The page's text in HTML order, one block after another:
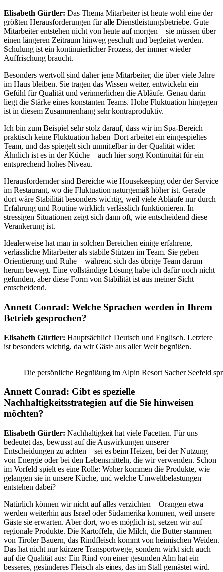
Elisabeth Gürtler: Das Thema Mitarbeiter ist heute wohl eine der
größten Herausforderungen für alle Dienstleistungsbetriebe. Gute
Mitarbeiter entstehen nicht von heute auf morgen – sie müssen über
einen längeren Zeitraum hinweg geschult und begleitet werden.
Schulung ist ein kontinuierlicher Prozess, der immer wieder
Auffrischung braucht.
Besonders wertvoll sind daher jene Mitarbeiter, die über viele Jahre
im Haus bleiben. Sie tragen das Wissen weiter, entwickeln ein
Gefühl für Qualität und verinnerlichen die Abläufe. Genau darin
liegt die Stärke eines konstanten Teams. Hohe Fluktuation hingegen
ist in diesem Zusammenhang sehr kontraproduktiv.
Ich bin zum Beispiel sehr stolz darauf, dass wir im Spa-Bereich
praktisch keine Fluktuation haben. Dort arbeitet ein eingespieltes
Team, und das spiegelt sich unmittelbar in der Qualität wider.
Ähnlich ist es in der Küche – auch hier sorgt Kontinuität für ein
entsprechend hohes Niveau.
Herausfordernder sind Bereiche wie Housekeeping oder der Service
im Restaurant, wo die Fluktuation naturgemäß höher ist. Gerade
dort wäre Stabilität besonders wichtig, weil viele Abläufe nur durch
Erfahrung und Routine wirklich verlässlich funktionieren. In
stressigen Situationen zeigt sich dann oft, wie entscheidend diese
Verankerung ist.
Idealerweise hat man in solchen Bereichen einige erfahrene,
verlässliche Mitarbeiter als stabile Stützen im Team. Sie geben
Orientierung und Ruhe – während sich das übrige Team darum
herum bewegt. Eine vollständige Lösung habe ich dafür noch nicht
gefunden, aber diese Form von Stabilität ist aus meiner Sicht
entscheidend.
Annett Conrad: Welche Sprachen werden in Ihrem
Betrieb gesprochen?
Elisabeth Gürtler: Hauptsächlich Deutsch und Englisch. Letztere
ist besonders wichtig, da wir Gäste aus aller Welt begrüßen.
Die persönliche Begrüßung im Alpin Resort Sacher Seefeld
Annett Conrad: Gibt es spezielle
Nachhaltigkeitsstrategien auf die Sie hinweisen
möchten?
Elisabeth Gürtler: Nachhaltigkeit hat viele Facetten. Für uns
bedeutet das, bewusst auf die Auswirkungen unserer
Entscheidungen zu achten – sei es beim Heizen, bei der Nutzung
von Energie oder bei den Lebensmitteln, die wir verwenden. Schon
im Vorfeld spielt es eine Rolle: Woher kommen die Produkte, wie
gelangen sie in unsere Küche, und welche Umweltbelastungen
entstehen dabei?
Natürlich können wir nicht auf alles verzichten – Orangen etwa
werden weiterhin aus Israel oder Südamerika kommen, weil unsere
Gäste sie erwarten. Aber dort, wo es möglich ist, setzen wir auf
regionale Produkte. Die Kartoffeln, die Milch, die Butter stammen
von Tiroler Bauern, das Rindfleisch kommt von heimischen Weiden.
Das hat nicht nur kürzere Transportwege, sondern wirkt sich auch
auf die Qualität aus: Ein Rind von einer gesunden Alm hat ein
besseres, gesünderes Fleisch als eines, das im Stall gemästet wird.